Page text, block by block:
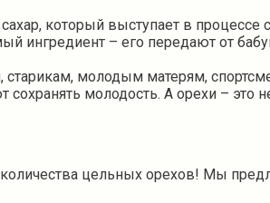
который выступает в процессе
ингредиент – его передают от
молодым матерям,
молодость. А орехи – это
цельных орехов! Мы